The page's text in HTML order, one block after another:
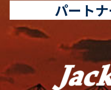
パート